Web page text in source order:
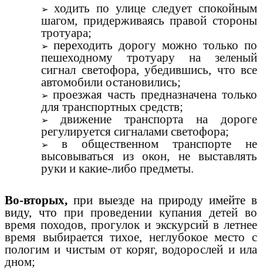
ходить по улице следует спокойным
шагом, придерживаясь правой стороны
тротуара;
переходить дорогу можно только по
пешеходному тротуару на зеленый
сигнал светофора, убедившись, что все
автомобили остановились;
проезжая часть предназначена только
для транспортных средств;
движение транспорта на дороге
регулируется сигналами светофора;
в общественном транспорте не
высовываться из окон, не выставлять
руки и какие-либо предметы.
Во-вторых, при выезде на природу имейте в
виду, что при проведении купания детей во
время походов, прогулок и экскурсий в летнее
время выбирается тихое, неглубокое место с
пологим и чистым от коряг, водорослей и ила
дном;